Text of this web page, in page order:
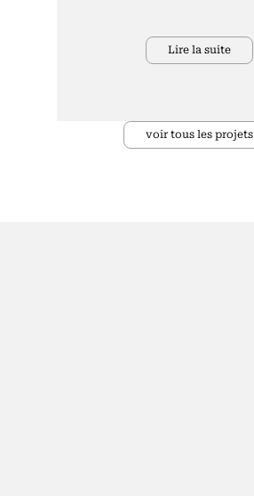
Lire la suite
voir tous les projets